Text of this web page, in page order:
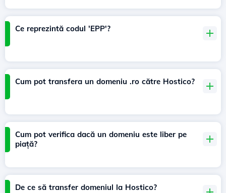
Ce reprezintă codul 'EPP'?
Cum pot transfera un domeniu .ro către Hostico?
Cum pot verifica dacă un domeniu este liber pe
piață?
De ce să transfer domeniul la Hostico?